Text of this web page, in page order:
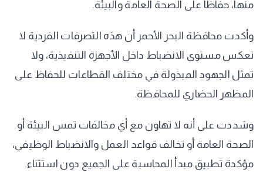
منها، حفاظًا على الصحة العامة والبيئة.
وأكدت محافظة البحر الأحمر أن هذه التصرفات الفردية لا
تعكس مستوى الانضباط داخل الأجهزة التنفيذية، ولا
تمثل الجهود المبذولة في مختلف القطاعات للحفاظ على
المظهر الحضاري للمحافظة.
وشددت على أنه لا تهاون مع أي مخالفات تمس البيئة أو
الصحة العامة أو تخالف قواعد العمل والانضباط الوظيفي،
مؤكدة تطبيق مبدأ المحاسبة على الجميع دون استثناء.